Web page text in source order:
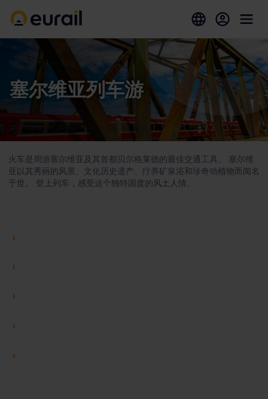
塞尔维亚列车游
火车是周游塞尔维亚及其首都贝尔格莱德的最佳交通工具。 塞尔维
亚以其秀丽的风景、文化历史遗产、疗养矿泉浴和珍奇动植物而闻名
于世。 登上列车，感受这个独特国度的风土人情。